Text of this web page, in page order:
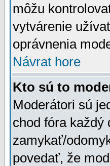
môžu
vytvárenie
oprávnenia
Návrat hore
Kto sú to
Moderátori sú
chod fóra každý
zamykať/
povedať, že